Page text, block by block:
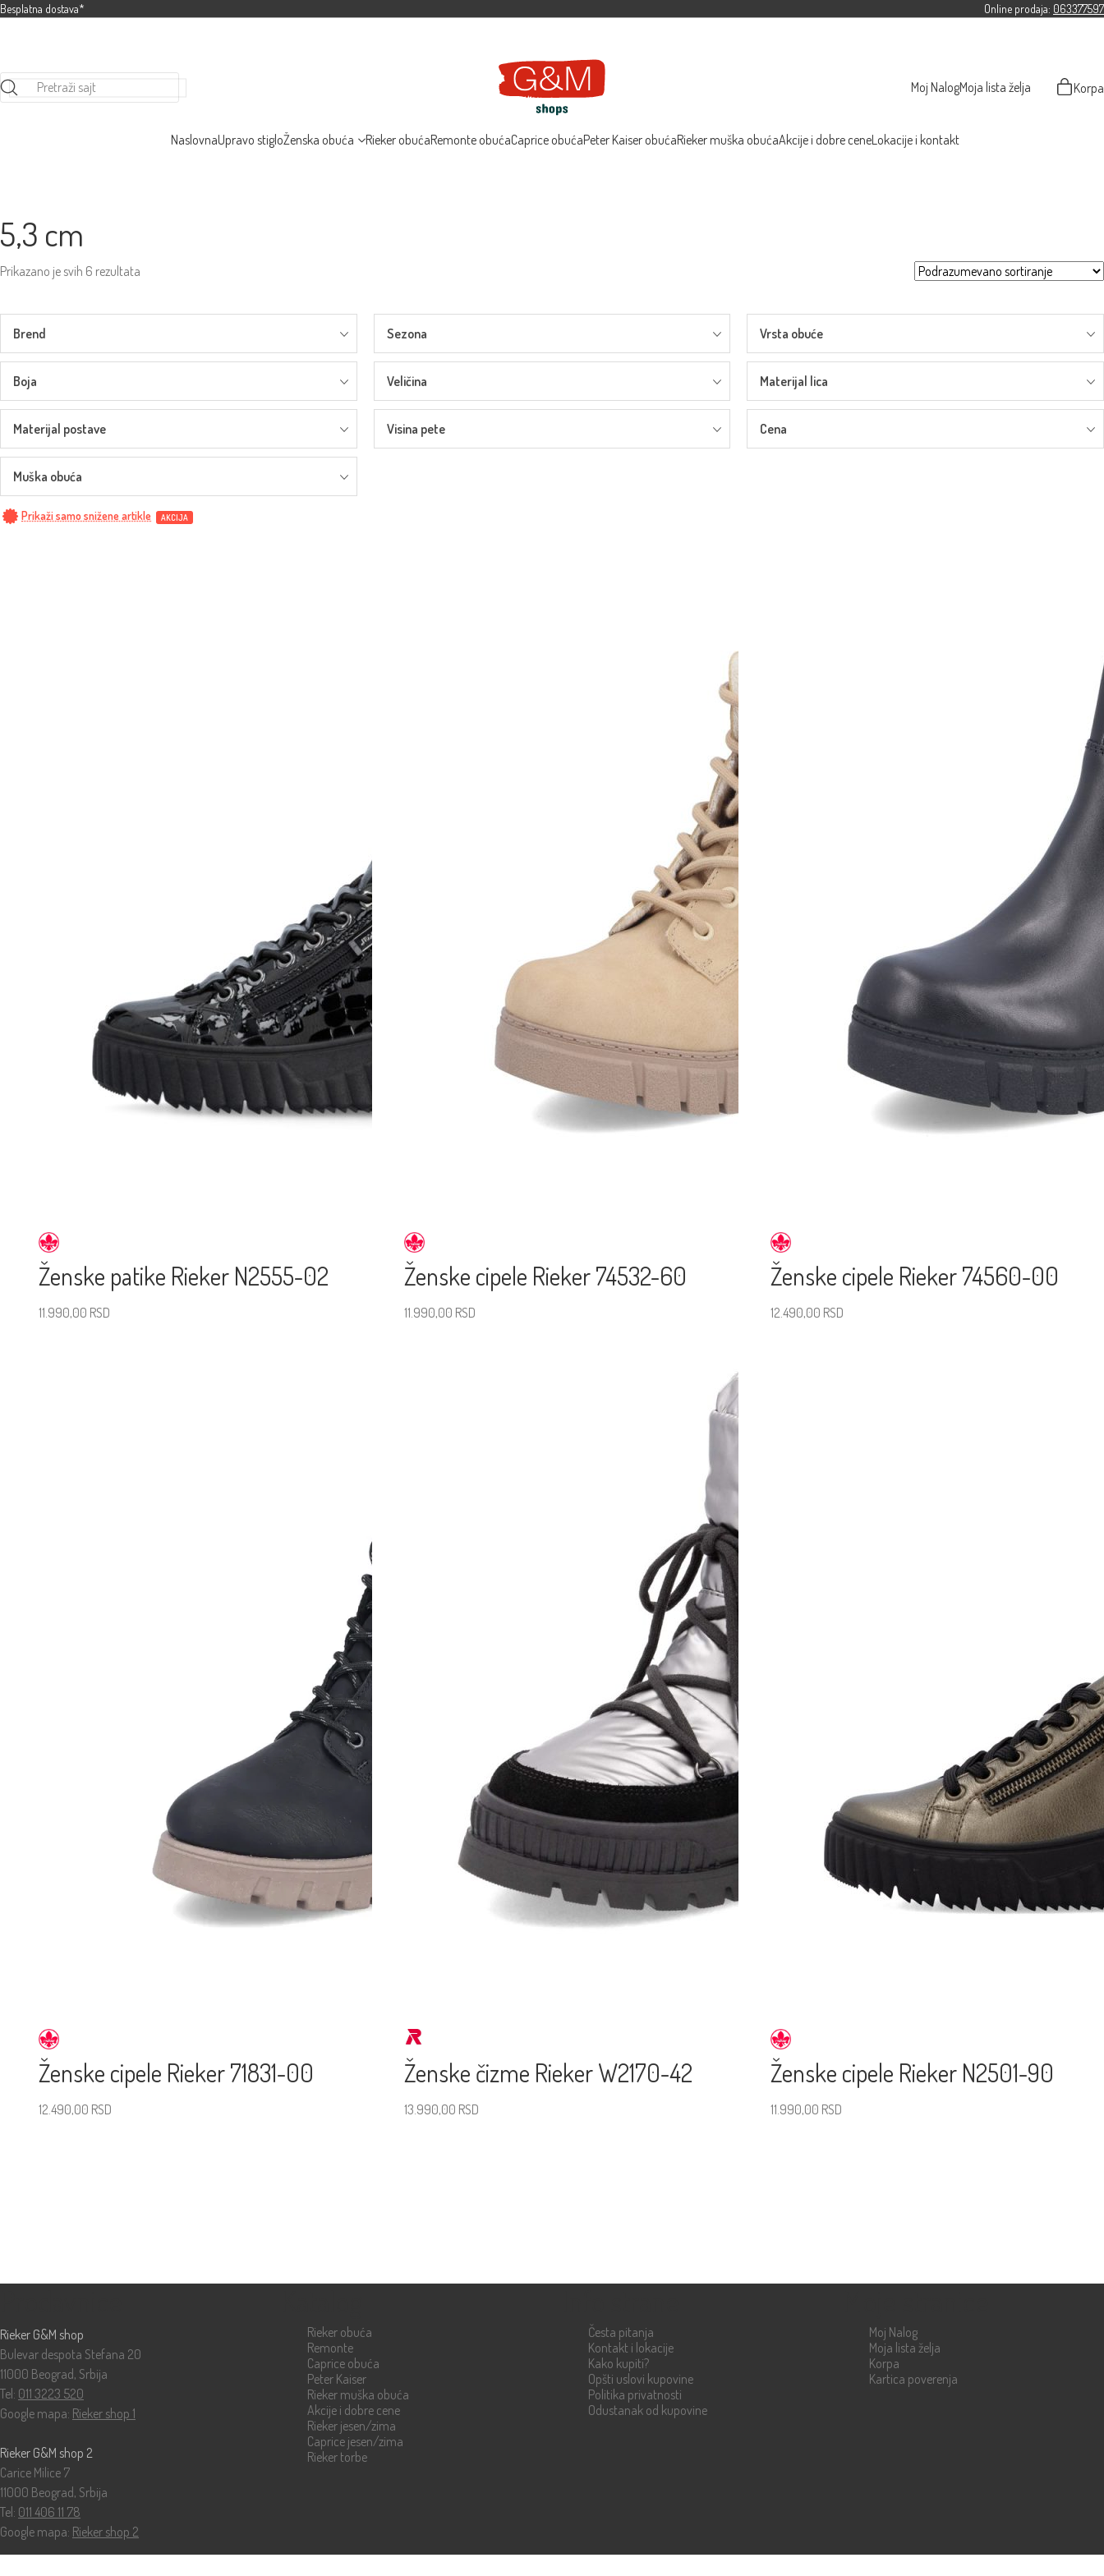
Besplatna dostava* Online prodaja: 063377597
Pretraži sajt Moj NalogMoja lista želja Korpa
NaslovnaUpravo stigloŽenska obuća Rieker obućaRemonte obućaCaprice obućaPeter Kaiser obućaRieker muška obućaAkcije i dobre ceneLokacije i kontakt
5,3 cm
Prikazano je svih 6 rezultata
Brend Sezona Vrsta obuće
Boja Veličina Materijal lica
Materijal postave Visina pete Cena
Muška obuća
Prikaži samo snižene artikle
Ženske patike Rieker N2555-02
11.990,00 RSD
Ženske cipele Rieker 74532-60
11.990,00 RSD
Ženske cipele Rieker 74560-00
12.490,00 RSD
Ženske cipele Rieker 71831-00
12.490,00 RSD
Ženske čizme Rieker W2170-42
13.990,00 RSD
Ženske cipele Rieker N2501-90
11.990,00 RSD
Rieker G&M shop
Bulevar despota Stefana 20
11000 Beograd, Srbija
Tel: 011 3223 520
Google mapa: Rieker shop 1
Rieker G&M shop 2
Carice Milice 7
11000 Beograd, Srbija
Tel: 011 406 11 78
Google mapa: Rieker shop 2
Rieker obuća
Remonte
Caprice obuća
Peter Kaiser
Rieker muška obuća
Akcije i dobre cene
Rieker jesen/zima
Caprice jesen/zima
Rieker torbe
Česta pitanja
Kontakt i lokacije
Kako kupiti?
Opšti uslovi kupovine
Politika privatnosti
Odustanak od kupovine
Moj Nalog
Moja lista želja
Korpa
Kartica poverenja